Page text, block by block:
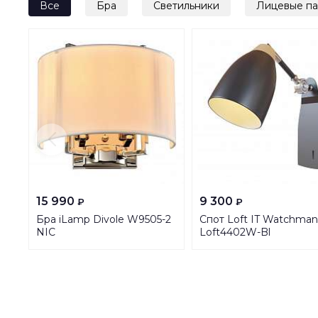
Все Бра Светильники Лицевые
15 990 ₽
Бра iLamp Divole W9505-2
NIC
9 300 ₽
Спот Loft IT Watchman
Loft4402W-Bl